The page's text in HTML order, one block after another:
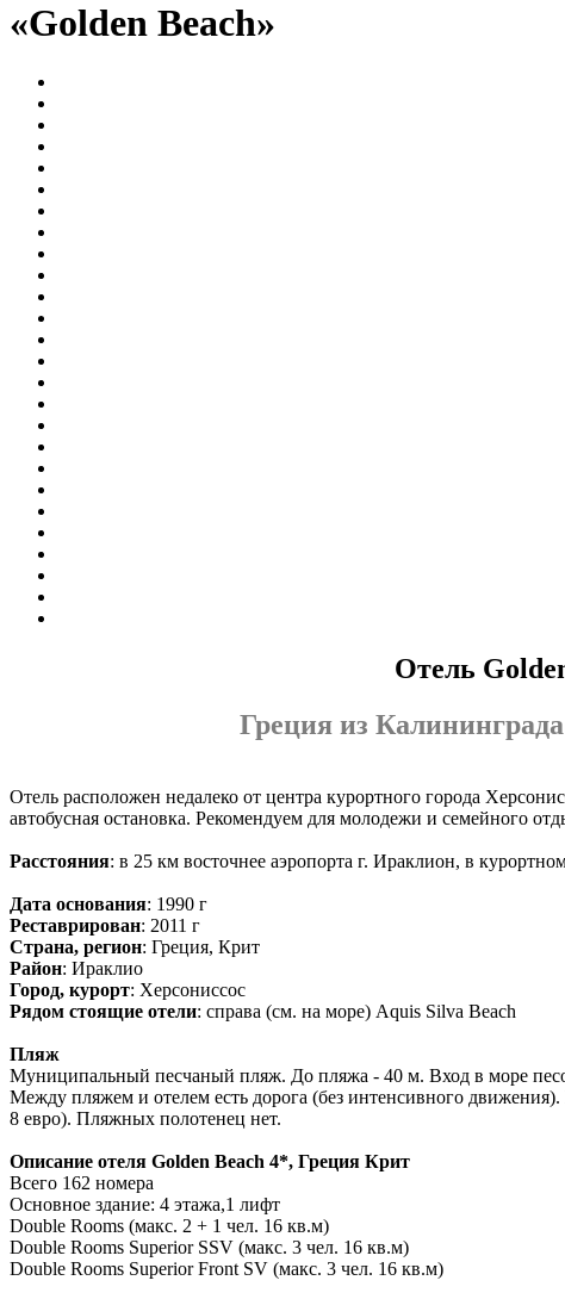
«Golden Beach»
Отель
Греция из
Отель расположен недалеко от центра курортного города
автобусная остановка. Рекомендуем для молодежи и семейного
Расстояния: в 25 км восточнее аэропорта г. Ираклион, в
Дата основания: 1990 г
Реставрирован: 2011 г
Страна, регион: Греция, Крит
Район: Ираклио
Город, курорт: Херсониссос
Рядом стоящие отели: справа (см. на море) Aquis Silva Beach
Пляж
Муниципальный песчаный пляж. До пляжа - 40 м. Вход в море
Между пляжем и отелем есть дорога (без интенсивного
8 евро). Пляжных полотенец нет.
Описание отеля Golden Beach 4*, Греция Крит
Всего 162 номера
Основное здание: 4 этажа,1 лифт
Double Rooms (макс. 2 + 1 чел. 16 кв.м)
Double Rooms Superior SSV (макс. 3 чел. 16 кв.м)
Double Rooms Superior Front SV (макс. 3 чел. 16 кв.м)